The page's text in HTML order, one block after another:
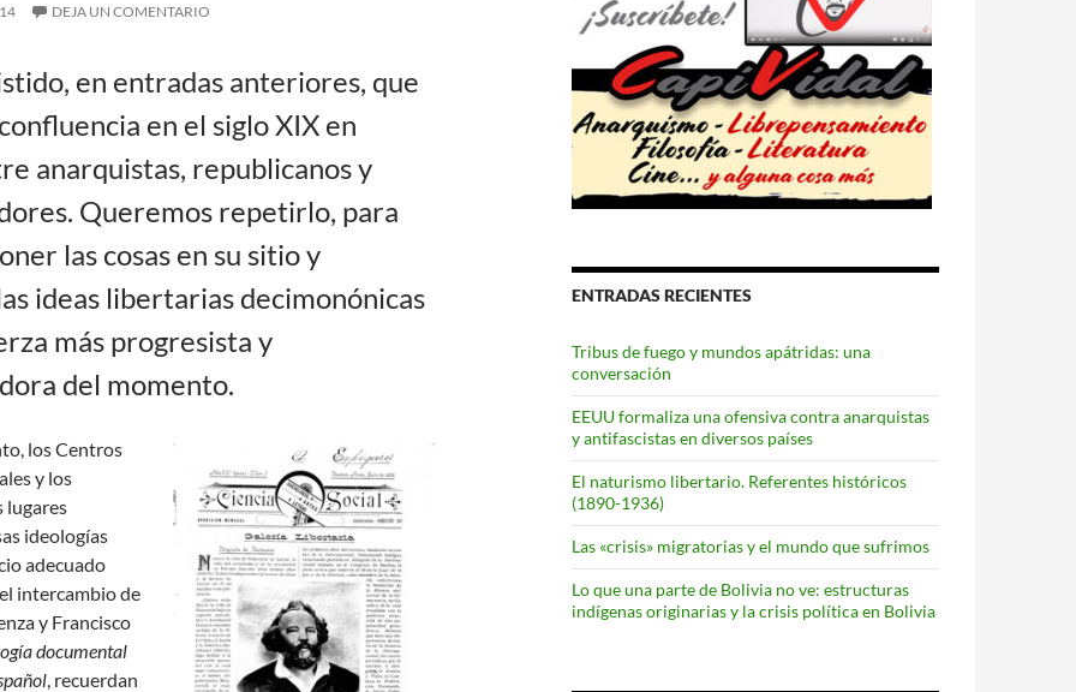
DEJA UN COMENTARIO
en entradas anteriores, que
en el siglo XIX en
anarquistas, republicanos y
Queremos repetirlo, para
las cosas en su sitio y
ideas libertarias decimonónicas
más progresista y
del momento.
los Centros
y los
lugares
ideologías
adecuado
intercambio de
y Francisco
documental
, recuerdan
ENTRADAS RECIENTES
Tribus de fuego y mundos apátridas: una
conversación
EEUU formaliza una ofensiva contra anarquistas
y antifascistas en diversos países
El naturismo libertario. Referentes históricos
(1890-1936)
Las «crisis» migratorias y el mundo que sufrimos
Lo que una parte de Bolivia no ve: estructuras
indígenas originarias y la crisis política en Bolivia